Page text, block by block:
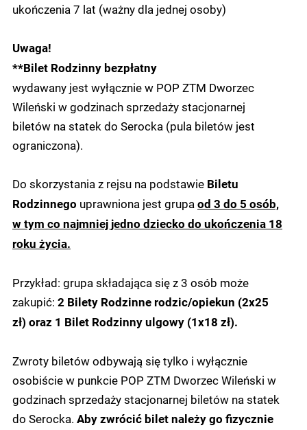
ukończenia 7 lat (ważny dla jednej osoby)
Uwaga!
**Bilet Rodzinny bezpłatny
wydawany jest wyłącznie w POP ZTM Dworzec
Wileński w godzinach sprzedaży stacjonarnej
biletów na statek do Serocka (pula biletów jest
ograniczona).
Do skorzystania z rejsu na podstawie Biletu
Rodzinnego uprawniona jest grupa od 3 do 5 osób,
w tym co najmniej jedno dziecko do ukończenia 18
roku życia.
Przykład: grupa składająca się z 3 osób może
zakupić: 2 Bilety Rodzinne rodzic/opiekun (2x25
zł) oraz 1 Bilet Rodzinny ulgowy (1x18 zł).
Zwroty biletów odbywają się tylko i wyłącznie
osobiście w punkcie POP ZTM Dworzec Wileński w
godzinach sprzedaży stacjonarnej biletów na statek
do Serocka. Aby zwrócić bilet należy go fizycznie